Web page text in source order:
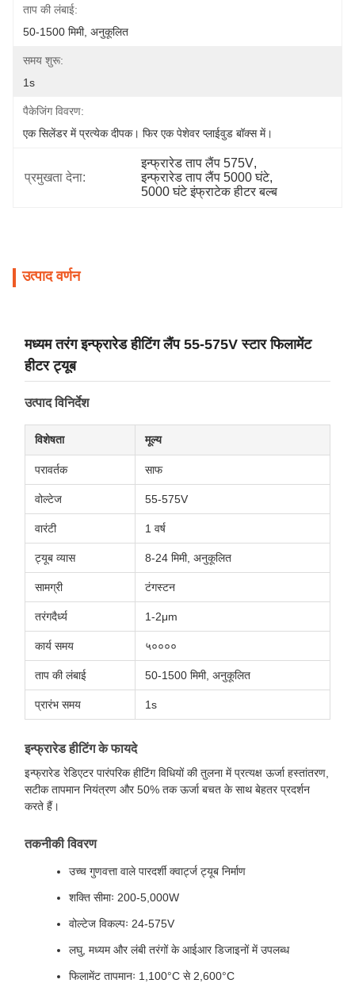
ताप की लंबाई:
50-1500 मिमी, अनुकूलित
समय शुरू:
1s
पैकेजिंग विवरण:
एक सिलेंडर में प्रत्येक दीपक। फिर एक पेशेवर प्लाईवुड बॉक्स में।
प्रमुखता देना:
इन्फ्रारेड ताप लैंप 575V,
इन्फ्रारेड ताप लैंप 5000 घंटे,
5000 घंटे इंफ्राटेक हीटर बल्ब
उत्पाद वर्णन
मध्यम तरंग इन्फ्रारेड हीटिंग लैंप 55-575V स्टार फिलामेंट
हीटर ट्यूब
उत्पाद विनिर्देश
विशेषता मूल्य
परावर्तक साफ
वोल्टेज 55-575V
वारंटी 1 वर्ष
ट्यूब व्यास 8-24 मिमी, अनुकूलित
सामग्री टंगस्टन
तरंगदैर्ध्य 1-2μm
कार्य समय ५००००
ताप की लंबाई 50-1500 मिमी, अनुकूलित
प्रारंभ समय 1s
इन्फ्रारेड हीटिंग के फायदे
इन्फ्रारेड रेडिएटर पारंपरिक हीटिंग विधियों की तुलना में प्रत्यक्ष ऊर्जा हस्तांतरण,
सटीक तापमान नियंत्रण और 50% तक ऊर्जा बचत के साथ बेहतर प्रदर्शन
करते हैं।
तकनीकी विवरण
उच्च गुणवत्ता वाले पारदर्शी क्वार्ट्ज ट्यूब निर्माण
शक्ति सीमाः 200-5,000W
वोल्टेज विकल्पः 24-575V
लघु, मध्यम और लंबी तरंगों के आईआर डिजाइनों में उपलब्ध
फिलामेंट तापमानः 1,100°C से 2,600°C